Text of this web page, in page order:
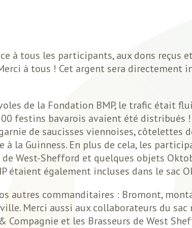
à tous les participants, aux dons reçus
à tous ! Cet argent sera directement
de la Fondation BMP, le trafic était
festins bavarois avaient été
de saucisses viennoises, côtelettes
à la Guinness. En plus de cela, les
West-Shefford et quelques objets
étaient également incluses dans le sac
autres commanditaires : Bromont,
Merci aussi aux collaborateurs du sac
Compagnie et les Brasseurs de West